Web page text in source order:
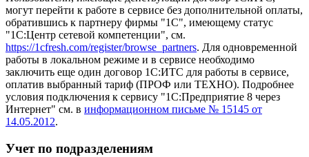
могут перейти к работе в сервисе без дополнительной оплаты,
обратившись к партнеру фирмы "1С", имеющему статус
"1С:Центр сетевой компетенции", см.
https://1cfresh.com/register/browse_partners. Для одновременной
работы в локальном режиме и в сервисе необходимо
заключить еще один договор 1С:ИТС для работы в сервисе,
оплатив выбранный тариф (ПРОФ или ТЕХНО). Подробнее
условия подключения к сервису "1С:Предприятие 8 через
Интернет" см. в информационном письме № 15145 от
14.05.2012.
Учет по подразделениям